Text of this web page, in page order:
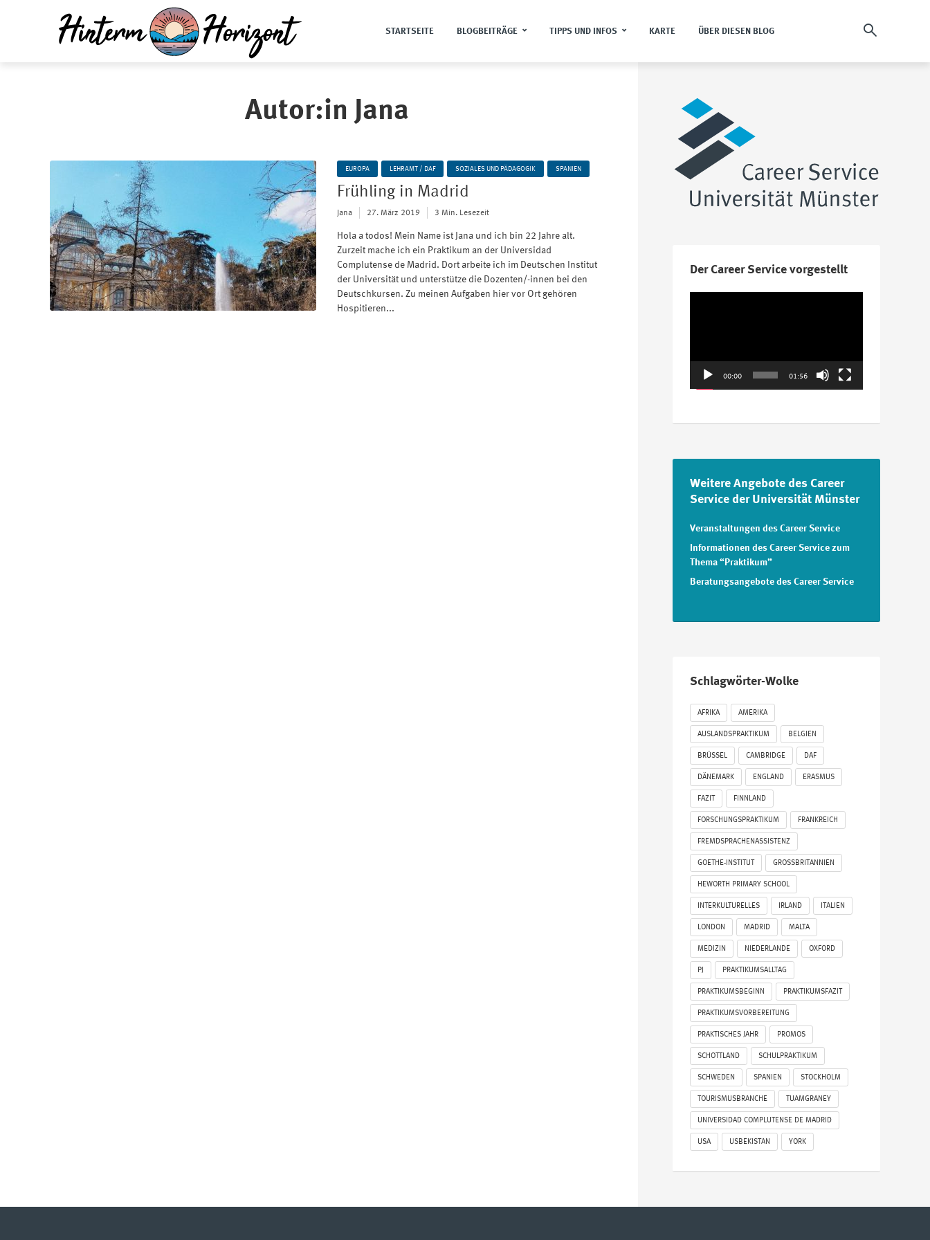
STARTSEITE BLOGBEITRÄGE TIPPS UND INFOS KARTE ÜBER DIESEN BLOG
Autor:in Jana
EUROPA LEHRAMT / DAF SOZIALES UND PÄDAGOGIK SPANIEN
Frühling in Madrid
Jana 27. März 2019 3 Min. Lesezeit
Hola a todos! Mein Name ist Jana und ich bin 22 Jahre alt.
Zurzeit mache ich ein Praktikum an der Universidad
Complutense de Madrid. Dort arbeite ich im Deutschen Institut
der Universität und unterstütze die Dozenten/-innen bei den
Deutschkursen. Zu meinen Aufgaben hier vor Ort gehören
Hospitieren...
Der Career Service vorgestellt
00:00 01:56
Weitere Angebote des Career
Service der Universität Münster
Veranstaltungen des Career Service
Informationen des Career Service zum
Thema “Praktikum”
Beratungsangebote des Career Service
Schlagwörter-Wolke
AFRIKA AMERIKA
AUSLANDSPRAKTIKUM BELGIEN
BRÜSSEL CAMBRIDGE DAF
DÄNEMARK ENGLAND ERASMUS
FAZIT FINNLAND
FORSCHUNGSPRAKTIKUM FRANKREICH
FREMDSPRACHENASSISTENZ
GOETHE-INSTITUT GROSSBRITANNIEN
HEWORTH PRIMARY SCHOOL
INTERKULTURELLES IRLAND ITALIEN
LONDON MADRID MALTA
MEDIZIN NIEDERLANDE OXFORD
PJ PRAKTIKUMSALLTAG
PRAKTIKUMSBEGINN PRAKTIKUMSFAZIT
PRAKTIKUMSVORBEREITUNG
PRAKTISCHES JAHR PROMOS
SCHOTTLAND SCHULPRAKTIKUM
SCHWEDEN SPANIEN STOCKHOLM
TOURISMUSBRANCHE TUAMGRANEY
UNIVERSIDAD COMPLUTENSE DE MADRID
USA USBEKISTAN YORK